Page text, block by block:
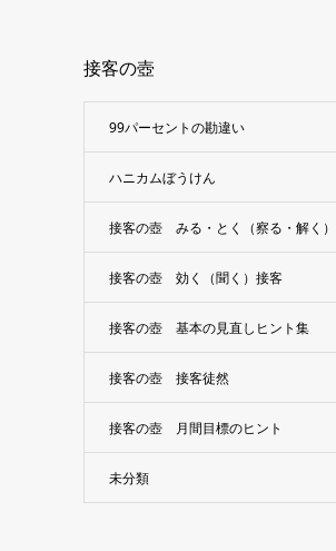
接客の壺
99パーセントの勘違い
ハニカムぼうけん
接客の壺 みる・とく（察る・解く
接客の壺 効く（聞く）接客
接客の壺 基本の見直しヒント集
接客の壺 接客徒然
接客の壺 月間目標のヒント
未分類